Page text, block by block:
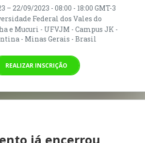
– 22/09/2023 - 08:00 - 18:00 GMT-3
Federal dos Vales do
e Mucuri - UFVJM - Campus JK -
- Minas Gerais - Brasil
REALIZAR INSCRIÇÃO
já encerrou